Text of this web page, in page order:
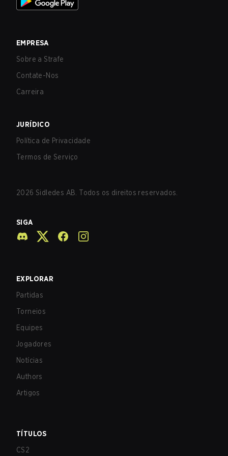
EMPRESA
Sobre a Strafe
Contate-Nos
Carreira
JURÍDICO
Política de Privacidade
Termos de Serviço
2026 Sidledes AB. Todos os direitos reservados.
SIGA
EXPLORAR
Partidas
Torneios
Equipes
Jogadores
Notícias
Authors
Artigos
TÍTULOS
CS2